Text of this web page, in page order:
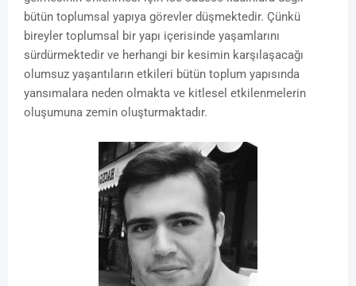
bütün toplumsal yapıya görevler düşmektedir. Çünkü
bireyler toplumsal bir yapı içerisinde yaşamlarını
sürdürmektedir ve herhangi bir kesimin karşılaşacağı
olumsuz yaşantıların etkileri bütün toplum yapısında
yansımalara neden olmakta ve kitlesel etkilenmelerin
oluşumuna zemin oluşturmaktadır.